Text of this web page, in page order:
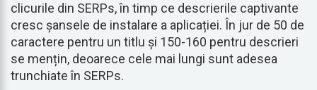
clicurile din SERPs, în timp ce descrierile captivante
cresc șansele de instalare a aplicației. În jur de 50 de
caractere pentru un titlu și 150-160 pentru descrieri
se mențin, deoarece cele mai lungi sunt adesea
trunchiate în SERPs.